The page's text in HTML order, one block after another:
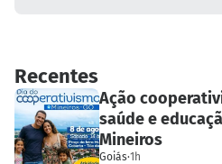
Recentes
Ação
saúde e
Mineiros
Goiás·1h